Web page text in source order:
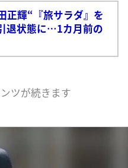
正輝“『旅サラダ』を
退状態に…1カ月前の
ツが続きます